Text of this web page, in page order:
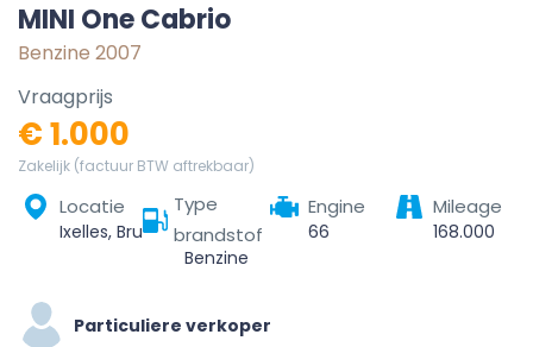
MINI One Cabrio
Benzine 2007
Vraagprijs
€ 1.000
Zakelijk (factuur BTW aftrekbaar)
Locatie
Ixelles, Bruxelles-Capitale, 1050, Belgique
Type
brandstof
Benzine
Engine
66
Mileage
168.000
Particuliere verkoper